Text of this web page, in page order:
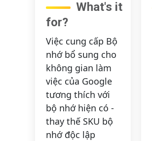
What's it
for?
Việc cung cấp Bộ
nhớ bổ sung cho
không gian làm
việc của Google
tương thích với
bộ nhớ hiện có -
thay thế SKU bộ
nhớ độc lập